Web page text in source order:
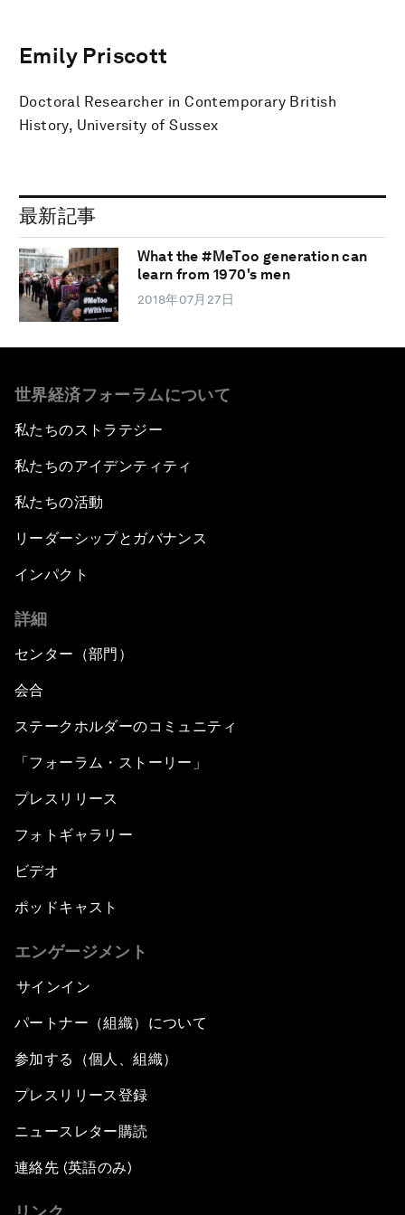
Emily Priscott
Doctoral Researcher in Contemporary British
History, University of Sussex
最新記事
What the #MeToo generation can
learn from 1970's men
2018年07月27日
世界経済フォーラムについて
私たちのストラテジー
私たちのアイデンティティ
私たちの活動
リーダーシップとガバナンス
インパクト
詳細
センター（部門）
会合
ステークホルダーのコミュニティ
「フォーラム・ストーリー」
プレスリリース
フォトギャラリー
ビデオ
ポッドキャスト
エンゲージメント
サインイン
パートナー（組織）について
参加する（個人、組織）
プレスリリース登録
ニュースレター購読
連絡先 (英語のみ)